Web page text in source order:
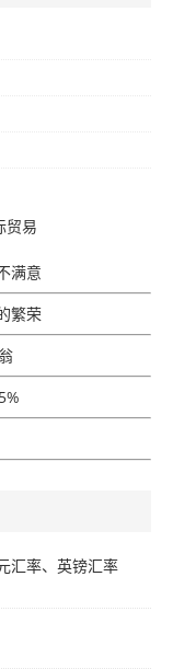
贸易
满意
繁荣
汇率、英镑汇率